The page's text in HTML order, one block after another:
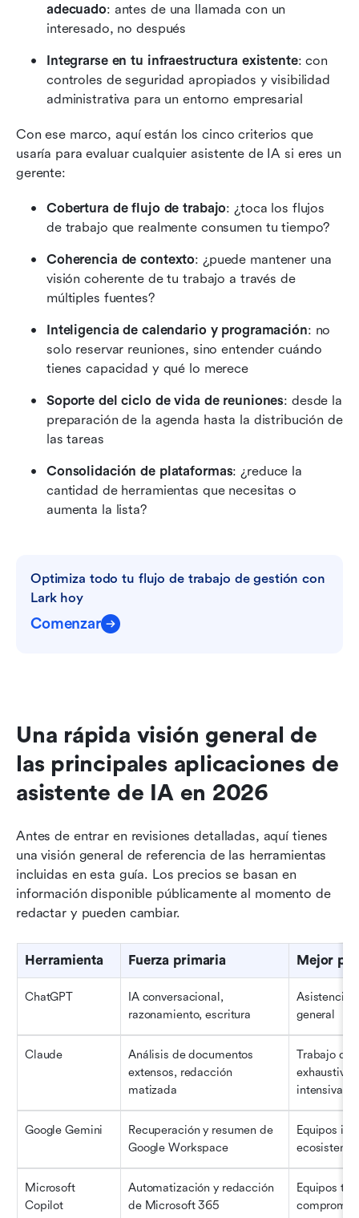
adecuado: antes de una llamada con un
interesado, no después
Integrarse en tu infraestructura existente: con
controles de seguridad apropiados y visibilidad
administrativa para un entorno empresarial
Con ese marco, aquí están los cinco criterios que
usaría para evaluar cualquier asistente de IA si eres un
gerente:
Cobertura de flujo de trabajo: ¿toca los flujos
de trabajo que realmente consumen tu tiempo?
Coherencia de contexto: ¿puede mantener una
visión coherente de tu trabajo a través de
múltiples fuentes?
Inteligencia de calendario y programación: no
solo reservar reuniones, sino entender cuándo
tienes capacidad y qué lo merece
Soporte del ciclo de vida de reuniones: desde la
preparación de la agenda hasta la distribución de
las tareas
Consolidación de plataformas: ¿reduce la
cantidad de herramientas que necesitas o
aumenta la lista?
Optimiza todo tu flujo de trabajo de gestión con
Lark hoy
Comenzar
Una rápida visión general de
las principales aplicaciones de
asistente de IA en 2026
Antes de entrar en revisiones detalladas, aquí tienes
una visión general de referencia de las herramientas
incluidas en esta guía. Los precios se basan en
información disponible públicamente al momento de
redactar y pueden cambiar.
Herramienta Fuerza primaria Mejor
ChatGPT
IA conversacional,
razonamiento, escritura
Asistencia
general
Claude
Análisis de documentos
extensos, redacción
matizada
Trabajo de
exhaustivo
intensiva
Google Gemini
Recuperación y resumen de
Google Workspace
Equipos
Microsoft
Copilot
Automatización y redacción
de Microsoft 365
Equipos